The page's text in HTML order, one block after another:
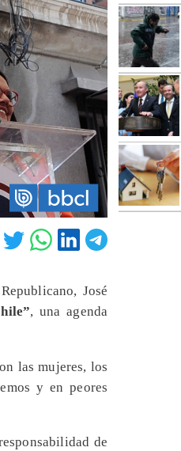
José
, una agenda
las mujeres, los
y en peores
de